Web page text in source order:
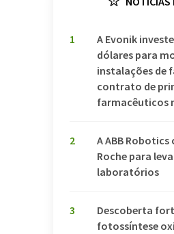
1
A Evonik
dólares para
instalações de
contrato de
farmacêuticos
2
A ABB
Roche para
laboratórios
3
Descoberta
fotossíntese